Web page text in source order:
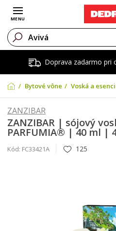
Doprava zadarmo pri
Otvoriť menu
MENU
Bytové vône Voská a
ZANZIBAR
ZANZIBAR | sójový
PARFUMIA® | 40 ml |
Kód: FC33421A 125